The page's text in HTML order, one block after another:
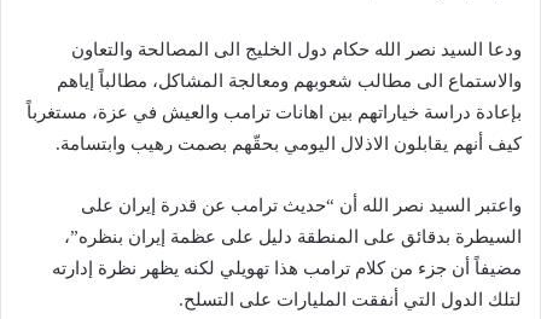
ودعا السيد نصر الله حكام دول الخليج الى المصالحة والتعاون
والاستماع الى مطالب شعوبهم ومعالجة المشاكل، مطالباً إياهم
بإعادة دراسة خياراتهم بين اهانات ترامب والعيش في عزة، مستغرباً
كيف أنهم يقابلون الاذلال اليومي بحقّهم بصمت رهيب وابتسامة.
واعتبر السيد نصر الله أن “حديث ترامب عن قدرة إيران على
السيطرة بدقائق على المنطقة دليل على عظمة إيران بنظره”،
مضيفاً أن جزء من كلام ترامب هذا تهويلي لكنه يظهر نظرة إدارته
لتلك الدول التي أنفقت المليارات على التسلح.